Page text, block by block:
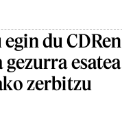
du CDRen
gezurra esatea
zerbitzu